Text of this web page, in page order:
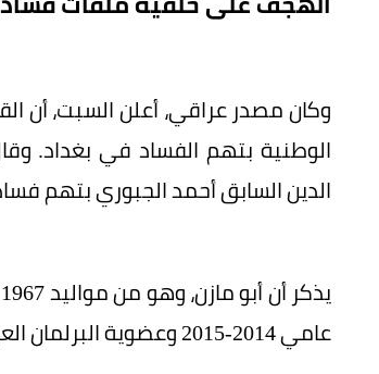
وكان مصدر عراقي، أعلن السبت، أن
الوطنية بتهم الفساد في بغداد.
الدين السابق أحمد الجبوري بتهم
عامي 2014-2015 وعضوية البرلمان العراقي 2015-2022 ومحافظ صلاح الدين 2013-2014.